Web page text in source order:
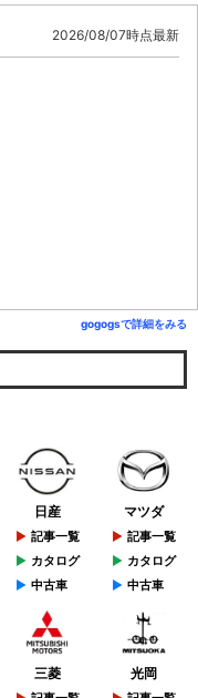
2026/08/07時点最新
gogogsで詳細をみる
日産
記事一覧
カタログ
中古車
マツダ
記事一覧
カタログ
中古車
三菱 光岡